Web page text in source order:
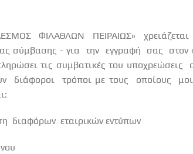
ΦΙΛΑΘΛΩΝ ΠΕΙΡΑΙΩΣ»
σύμβασης - για την εγγραφή σας
τις συμβατικές του υποχρεώσεις
διάφοροι τρόποι με τους οποίους
διαφόρων εταιρικών εντύπων